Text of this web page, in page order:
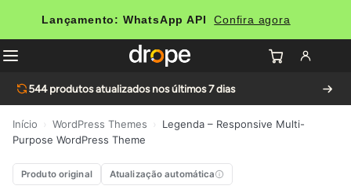
Lançamento: WhatsApp API Confira agora
544produtos atualizados nos últimos 7 dias
Início WordPress Themes
Legenda – Responsive Multi-
Purpose WordPress Theme
Produto original Atualização automática